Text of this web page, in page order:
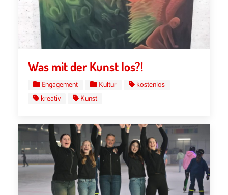
Was mit der Kunst los?!
Engagement Kultur
kostenlos
kreativ
Kunst